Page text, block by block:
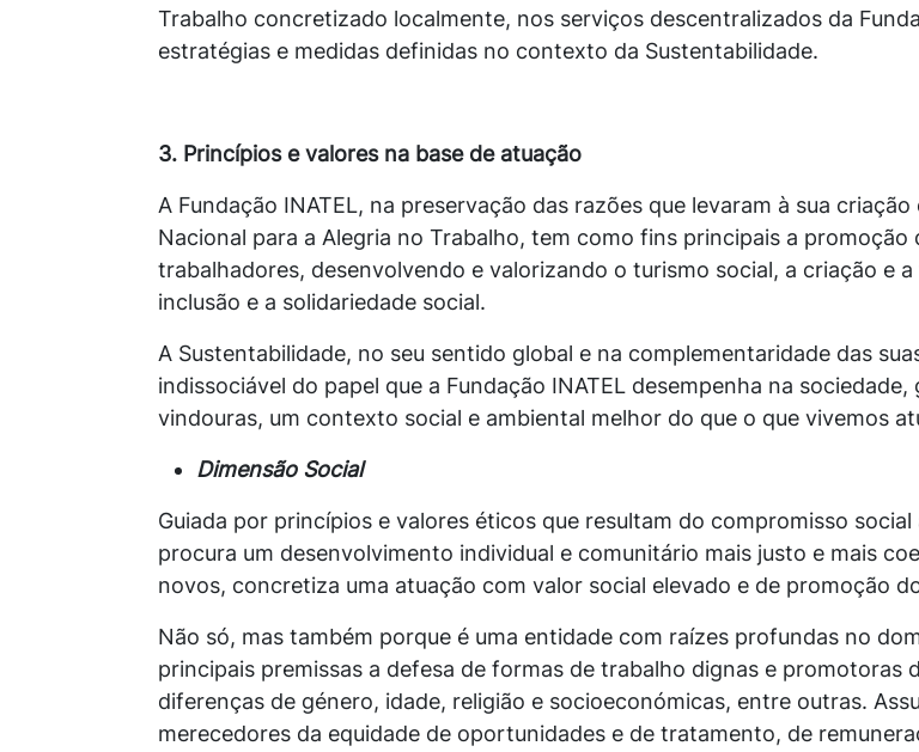
Trabalho concretizado localmente, nos serviços descentralizados da
estratégias e medidas definidas no contexto da Sustentabilidade.
3. Princípios e valores na base de atuação
A Fundação INATEL, na preservação das razões que levaram à sua
Nacional para a Alegria no Trabalho, tem como fins principais a
trabalhadores, desenvolvendo e valorizando o turismo social, a criação e
inclusão e a solidariedade social.
A Sustentabilidade, no seu sentido global e na complementaridade das
indissociável do papel que a Fundação INATEL desempenha na
vindouras, um contexto social e ambiental melhor do que o que vivemos
Dimensão Social
Guiada por princípios e valores éticos que resultam do compromisso
procura um desenvolvimento individual e comunitário mais justo e mais
novos, concretiza uma atuação com valor social elevado e de promoção
Não só, mas também porque é uma entidade com raízes profundas no
principais premissas a defesa de formas de trabalho dignas e promotoras
diferenças de género, idade, religião e socioeconómicas, entre outras.
merecedores da equidade de oportunidades e de tratamento, de